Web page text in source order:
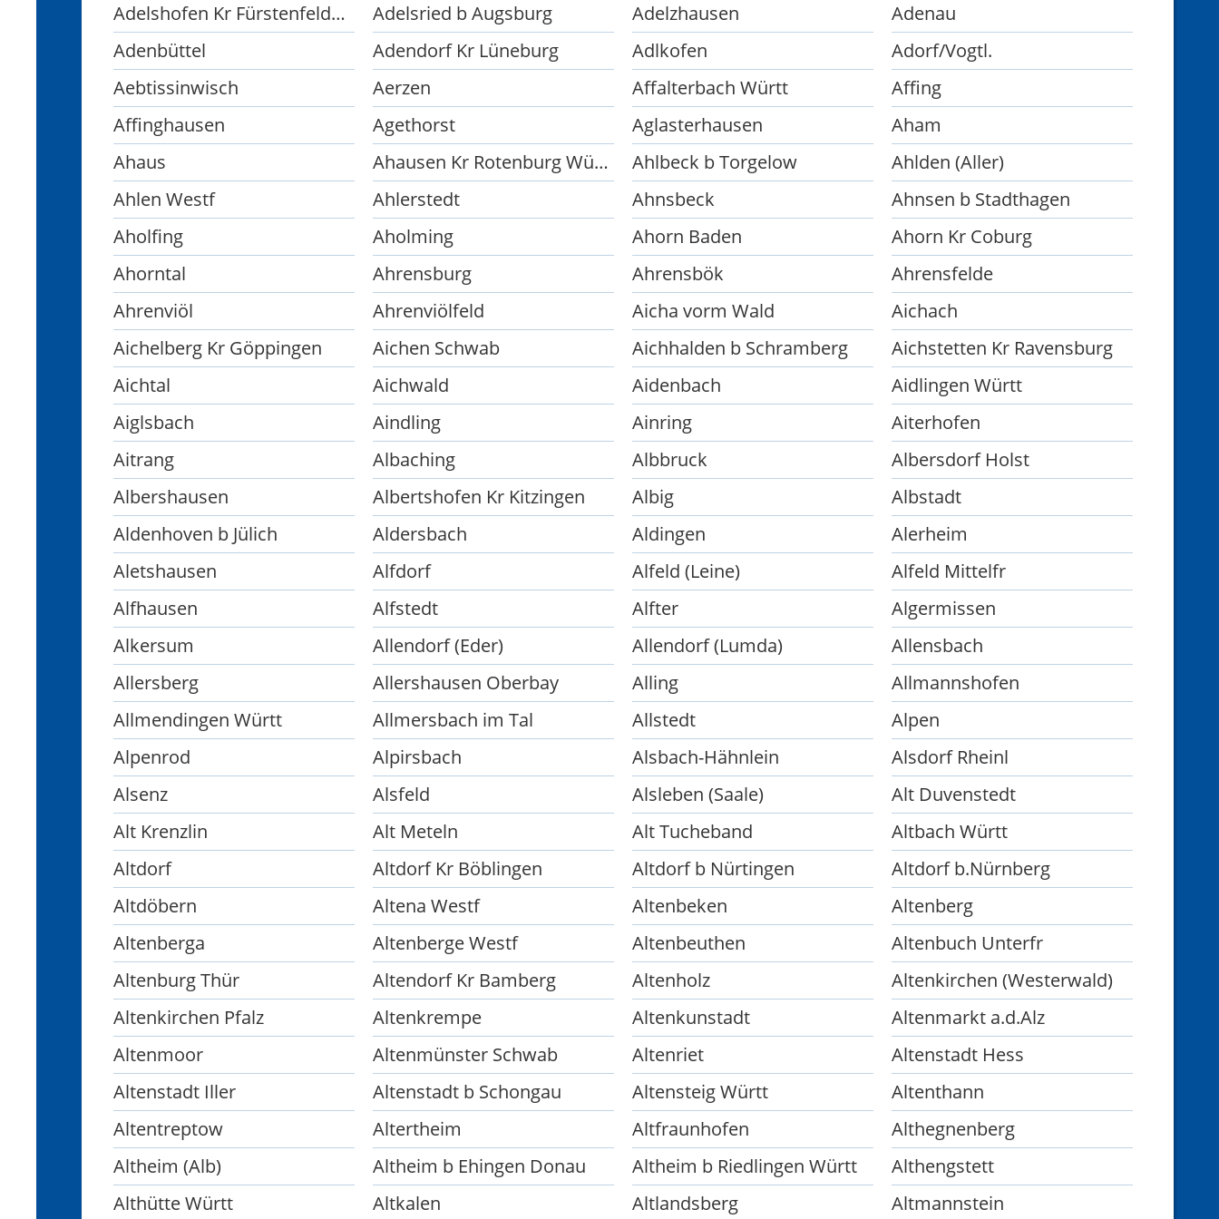
Adelshofen Kr Fürstenfeldbruck
Adelsried b Augsburg Adelzhausen
Adenau
Adenbüttel
Adendorf Kr Lüneburg Adlkofen
Adorf/Vogtl.
Aebtissinwisch
Aerzen Affalterbach Württ
Affing
Affinghausen
Agethorst Aglasterhausen
Aham
Ahaus
Ahausen Kr Rotenburg Wümme Ahlbeck b Torgelow
Ahlden (Aller)
Ahlen Westf
Ahlerstedt Ahnsbeck
Ahnsen b Stadthagen
Aholfing
Aholming Ahorn Baden
Ahorn Kr Coburg
Ahorntal
Ahrensburg Ahrensbök
Ahrensfelde
Ahrenviöl
Ahrenviölfeld Aicha vorm Wald
Aichach
Aichelberg Kr Göppingen
Aichen Schwab Aichhalden b Schramberg
Aichstetten Kr Ravensburg
Aichtal
Aichwald Aidenbach
Aidlingen Württ
Aiglsbach
Aindling Ainring
Aiterhofen
Aitrang
Albaching Albbruck
Albersdorf Holst
Albershausen
Albertshofen Kr Kitzingen Albig
Albstadt
Aldenhoven b Jülich
Aldersbach Aldingen
Alerheim
Aletshausen
Alfdorf Alfeld (Leine)
Alfeld Mittelfr
Alfhausen
Alfstedt Alfter
Algermissen
Alkersum
Allendorf (Eder) Allendorf (Lumda)
Allensbach
Allersberg
Allershausen Oberbay Alling
Allmannshofen
Allmendingen Württ
Allmersbach im Tal Allstedt
Alpen
Alpenrod
Alpirsbach Alsbach-Hähnlein
Alsdorf Rheinl
Alsenz
Alsfeld Alsleben (Saale)
Alt Duvenstedt
Alt Krenzlin
Alt Meteln Alt Tucheband
Altbach Württ
Altdorf
Altdorf Kr Böblingen Altdorf b Nürtingen
Altdorf b.Nürnberg
Altdöbern
Altena Westf Altenbeken
Altenberg
Altenberga
Altenberge Westf Altenbeuthen
Altenbuch Unterfr
Altenburg Thür
Altendorf Kr Bamberg Altenholz
Altenkirchen (Westerwald)
Altenkirchen Pfalz
Altenkrempe Altenkunstadt
Altenmarkt a.d.Alz
Altenmoor
Altenmünster Schwab Altenriet
Altenstadt Hess
Altenstadt Iller
Altenstadt b Schongau Altensteig Württ
Altenthann
Altentreptow
Altertheim Altfraunhofen
Althegnenberg
Altheim (Alb)
Altheim b Ehingen Donau Altheim b Riedlingen Württ
Althengstett
Althütte Württ
Altkalen Altlandsberg
Altmannstein